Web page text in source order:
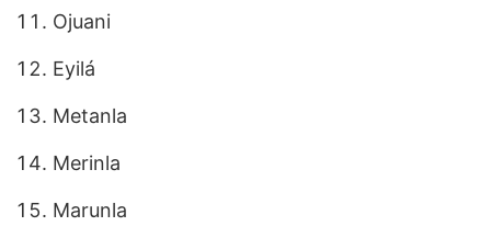
Ojuani
Eyilá
Metanla
Merinla
Marunla